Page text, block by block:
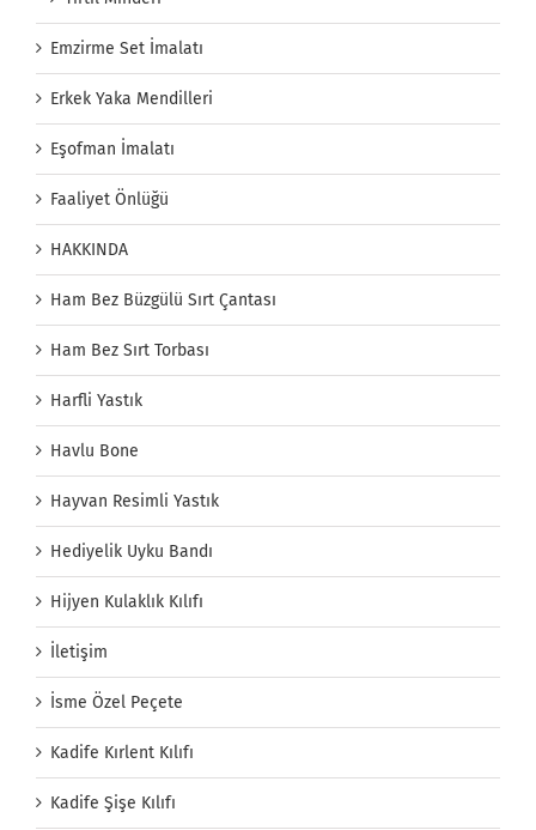
Emzirme Set İmalatı
Erkek Yaka Mendilleri
Eşofman İmalatı
Faaliyet Önlüğü
HAKKINDA
Ham Bez Büzgülü Sırt Çantası
Ham Bez Sırt Torbası
Harfli Yastık
Havlu Bone
Hayvan Resimli Yastık
Hediyelik Uyku Bandı
Hijyen Kulaklık Kılıfı
İletişim
İsme Özel Peçete
Kadife Kırlent Kılıfı
Kadife Şişe Kılıfı